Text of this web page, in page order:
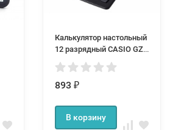
Калькулятор настольный
12 разрядный CASIO GZ-
12S
893 ₽
В корзину